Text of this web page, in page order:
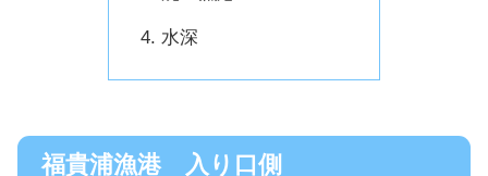
水深
福貴浦漁港 入り口側